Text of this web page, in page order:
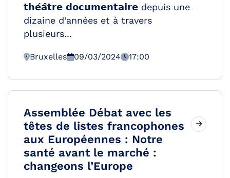
𝘁𝗵𝗲́𝗮̂𝘁𝗿𝗲 𝗱𝗼𝗰𝘂𝗺𝗲𝗻𝘁𝗮𝗶𝗿𝗲 depuis une
dizaine d’années et à travers
plusieurs...
Bruxelles 09/03/2024 17:00
Assemblée Débat avec les
têtes de listes francophones
aux Européennes : Notre
santé avant le marché :
changeons l’Europe